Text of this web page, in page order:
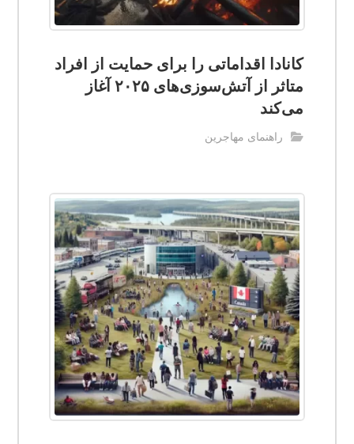
کانادا اقداماتی را برای حمایت از افراد
متاثر از آتش‌سوزی‌های ۲۰۲۵ آغاز
می‌کند
راهنمای مهاجرین